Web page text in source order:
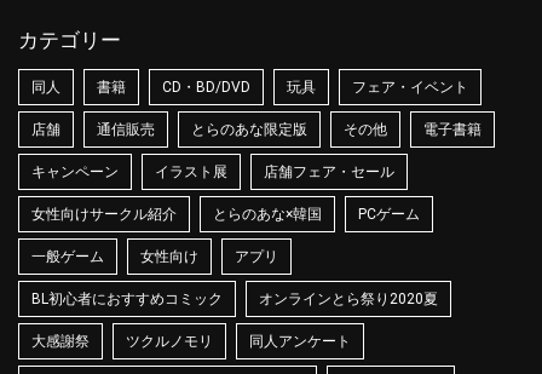
カテゴリー
同人 書籍 CD・BD/DVD 玩具 フェア・イベント
店舗 通信販売 とらのあな限定版 その他 電子書籍
キャンペーン イラスト展 店舗フェア・セール
女性向けサークル紹介 とらのあな×韓国 PCゲーム
一般ゲーム 女性向け アプリ
BL初心者におすすめコミック オンラインとら祭り2020夏
大感謝祭 ツクルノモリ 同人アンケート